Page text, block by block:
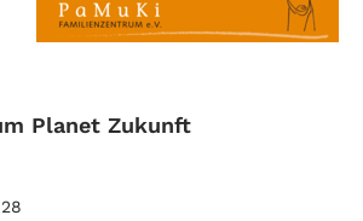
Planet Zukunft